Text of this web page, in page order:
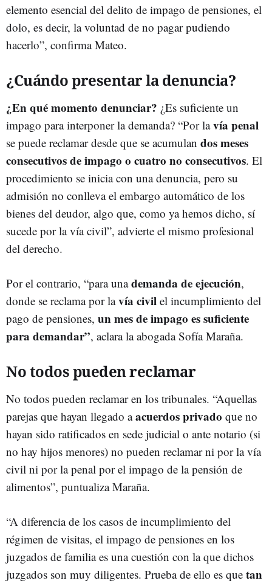
elemento esencial del delito de impago de pensiones, el
dolo, es decir, la voluntad de no pagar pudiendo
hacerlo”, confirma Mateo.
¿Cuándo presentar la denuncia?
¿En qué momento denunciar? ¿Es suficiente un
impago para interponer la demanda? “Por lavía penal
se puede reclamar desde que se acumulan dos meses
consecutivos de impago o cuatro no consecutivos. El
procedimiento se inicia con una denuncia, pero su
admisión no conlleva el embargo automático de los
bienes del deudor, algo que, como ya hemos dicho, sí
sucede por la vía civil”, advierte el mismo profesional
del derecho.
Por el contrario, “para unademanda de ejecución,
donde se reclama por lavía civil el incumplimiento del
pago de pensiones, un mes de impago es suficiente
para demandar”, aclara la abogada Sofía Maraña.
No todos pueden reclamar
No todos pueden reclamar en los tribunales. “Aquellas
parejas que hayan llegado aacuerdos privado que no
hayan sido ratificados en sede judicial o ante notario (si
no hay hijos menores) no pueden reclamar ni por la vía
civil ni por la penal por el impago de la pensión de
alimentos”, puntualiza Maraña.
“A diferencia de los casos de incumplimiento del
régimen de visitas, el impago de pensiones en los
juzgados de familia es una cuestión con la que dichos
juzgados son muy diligentes. Prueba de ello es que tan